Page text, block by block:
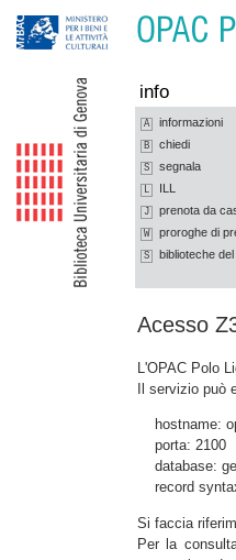
info
A informazioni
B chiedi
S segnala
L ILL
J prenota da
W proroghe di
S biblioteche del
Acesso
L'OPAC Polo
Il servizio
hostname:
porta: 2100
database:
record
Si faccia
Per la